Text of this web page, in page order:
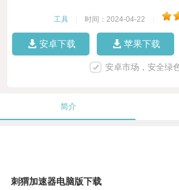
工具 时间：2024-04-22
安卓下载 苹果下载
安卓市场，安全绿
简介
刺猬加速器电脑版下载